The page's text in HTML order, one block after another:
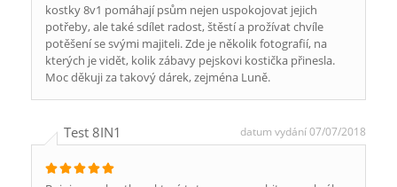
kostky 8v1 pomáhají psům nejen uspokojovat jejich
potřeby, ale také sdílet radost, štěstí a prožívat chvíle
potěšení se svými majiteli. Zde je několik fotografií, na
kterých je vidět, kolik zábavy pejskovi kostička přinesla.
Moc děkuji za takový dárek, zejména Luně.
Test 8IN1 datum vydání 07/07/2018